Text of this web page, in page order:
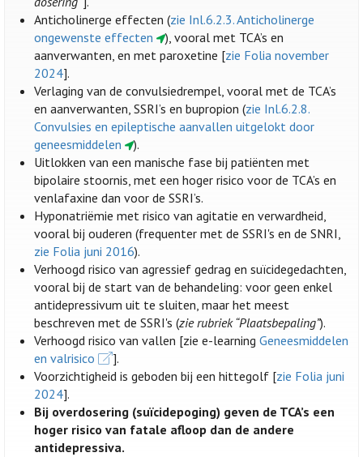
Anticholinerge effecten (zie Inl.6.2.3. Anticholinerge
ongewenste effecten
), vooral met TCA’s en
aanverwanten, en met paroxetine [zie Folia november
2024].
Verlaging van de convulsiedrempel, vooral met de TCA’s
en aanverwanten, SSRI’s en bupropion (zie Inl.6.2.8.
Convulsies en epileptische aanvallen uitgelokt door
geneesmiddelen
).
Uitlokken van een manische fase bij patiënten met
bipolaire stoornis, met een hoger risico voor de TCA’s en
venlafaxine dan voor de SSRI’s.
Hyponatriëmie met risico van agitatie en verwardheid,
vooral bij ouderen (frequenter met de SSRI's en de SNRI,
zie Folia juni 2016).
Verhoogd risico van agressief gedrag en suïcidegedachten,
vooral bij de start van de behandeling: voor geen enkel
antidepressivum uit te sluiten, maar het meest
beschreven met de SSRI's (zie rubriek “Plaatsbepaling”).
Verhoogd risico van vallen [zie e-learningGeneesmiddelen
en valrisico
].
Voorzichtigheid is geboden bij een hittegolf [zie Folia juni
2024].
Bij overdosering (suïcidepoging) geven de TCA’s een
hoger risico van fatale afloop dan de andere
antidepressiva.